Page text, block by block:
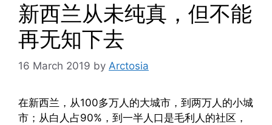
新西兰从未纯真，但不能
再无知下去
16 March 2019 by Arctosia
在新西兰，从100多万人的大城市，到两万人的小城
市；从白人占90%，到一半人口是毛利人的社区，